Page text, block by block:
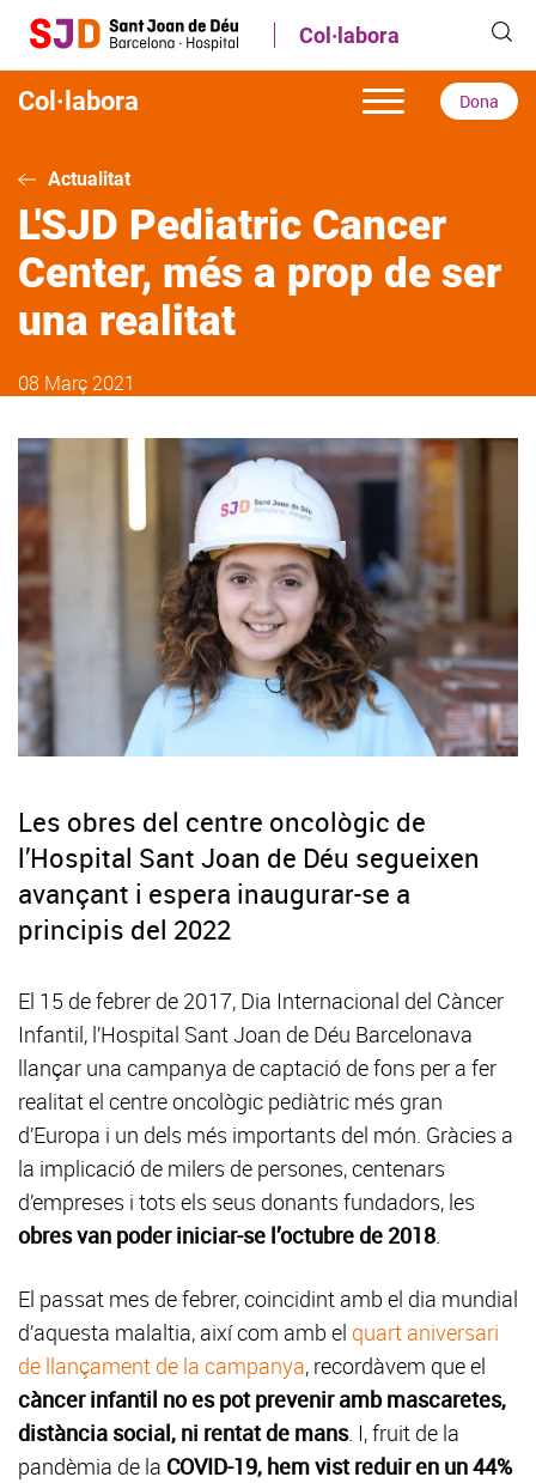
contingut
Col·labora
Col·labora Dona
Actualitat
L'SJD Pediatric Cancer
Center, més a prop de ser
una realitat
08 Març 2021
Les obres del centre oncològic de
l’Hospital Sant Joan de Déu segueixen
avançant i espera inaugurar-se a
principis del 2022
El 15 de febrer de 2017, Dia Internacional del Càncer
Infantil, l’Hospital Sant Joan de Déu Barcelonava
llançar una campanya de captació de fons per a fer
realitat el centre oncològic pediàtric més gran
d’Europa i un dels més importants del món. Gràcies a
la implicació de milers de persones, centenars
d’empreses i tots els seus donants fundadors, les
obres van poder iniciar-se l’octubre de 2018
El passat mes de febrer, coincidint amb el dia mundial
d’aquesta malaltia, així com amb el quart aniversari
de llançament de la campanya, recordàvem que el
càncer infantil no es pot prevenir amb mascaretes,
distància social, ni rentat de mans. I, fruit de la
pandèmia de la COVID-19, hem vist reduir en un 44%